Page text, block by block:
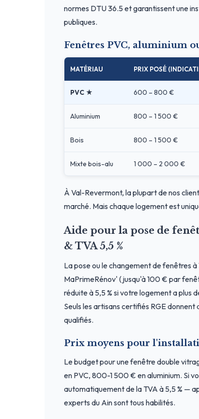
normes DTU 36.5 et garantissent une
publiques.
Fenêtres PVC, aluminium
MATÉRIAU PRIX POSÉ
PVC ★ 600 – 800 €
Aluminium 800 – 1 500 €
Bois 800 – 1 500 €
Mixte bois-alu 1 000 – 2 000 €
À Val-Revermont, la plupart de nos
marché. Mais chaque logement est
Aide pour la pose de
& TVA 5,5 %
La pose ou le changement de fenêtres
MaPrimeRénov' (jusqu'à 100 € par
réduite à 5,5 % si votre logement a plus
Seuls les artisans certifiés RGE
qualifiés.
Prix moyens pour
Le budget pour une fenêtre double
en PVC, 800-1 500 € en aluminium. Si
automatiquement de la TVA à 5,5 % —
experts du Ain sont tous habilités.